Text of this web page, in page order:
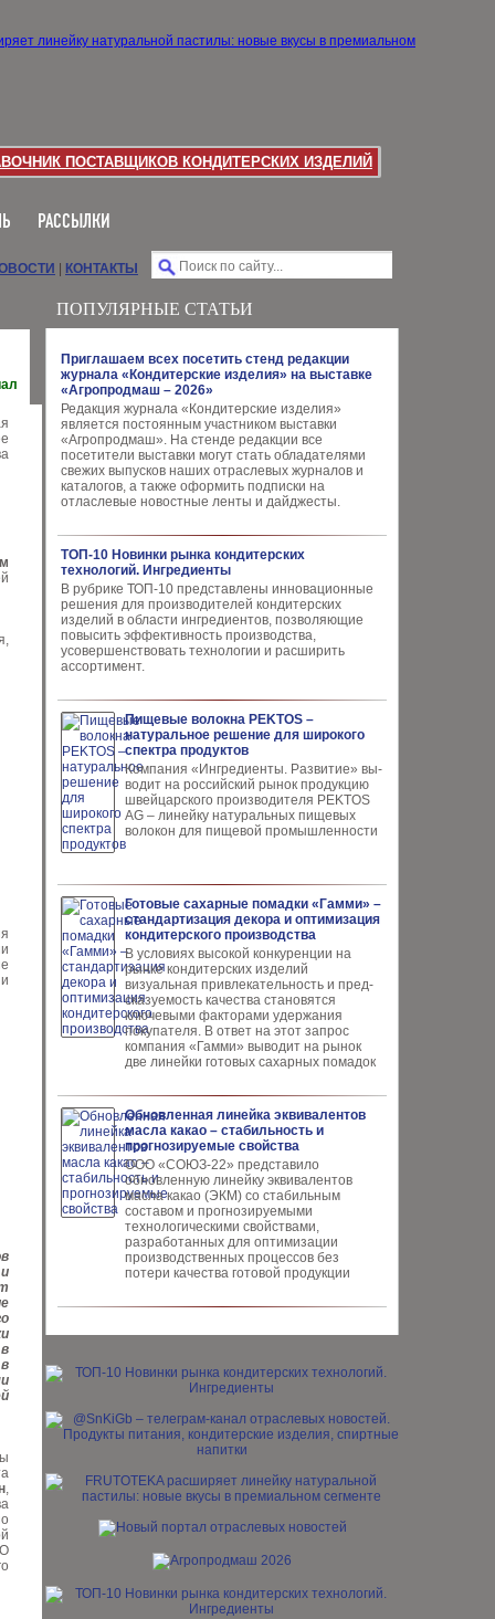
ПОСТАВЩИКОВ КОНДИТЕРСКИХ ИЗДЕЛИЙ
РАССЫЛКИ
ПОПУЛЯРНЫЕ СТАТЬИ
Приглашаем всех посетить стенд редакции
журнала «Кондитерские изделия» на выставке
«Агропродмаш – 2026»
Редакция журнала «Кондитерские изделия»
является постоянным участником выставки
«Агропродмаш». На стенде редакции все
посетители выставки могут стать обладателями
свежих выпусков наших отраслевых журналов и
каталогов, а также оформить подписки на
отласлевые новостные ленты и дайджесты.
ТОП-10 Новинки рынка кондитерских
технологий. Ингредиенты
В рубрике ТОП-10 представлены инновационные
решения для производителей кондитерских
изделий в области ингредиентов, позволяющие
повысить эффективность производства,
усовершенствовать технологии и расширить
ассортимент.
Пищевые волокна PEKTOS –
натуральное решение для широкого
спектра продуктов
Компания «Ингредиенты. Развитие» вы­
водит на российский рынок продукцию
швей­царского производителя PEKTOS
AG – ли­нейку натуральных пищевых
волокон для пи­щевой промышленности
Готовые сахарные помадки «Гамми» –
стандартизация декора и оптимизация
кондитерского производства
В условиях высокой кон­куренции на
рынке конди­терских изделий
визуальная привлекательность и пред­
сказуемость качества ста­новятся
ключевыми факто­рами удержания
покупателя. В ответ на этот запрос
компания «Гамми» выводит на рынок
две линейки готовых сахарных помадок
Обновленная линейка эквивалентов
масла какао – стабильность и
прогнозируемые свойства
ООО «СОЮЗ-22» представило
обновлен­ную линейку эквивалентов
масла ка­као (ЭКМ) со стабильным
составом и прогнозируемыми
технологическими свойствами,
разработанных для опти­мизации
производственных процес­сов без
потери качества готовой про­дукции
КОНТАКТЫ
,